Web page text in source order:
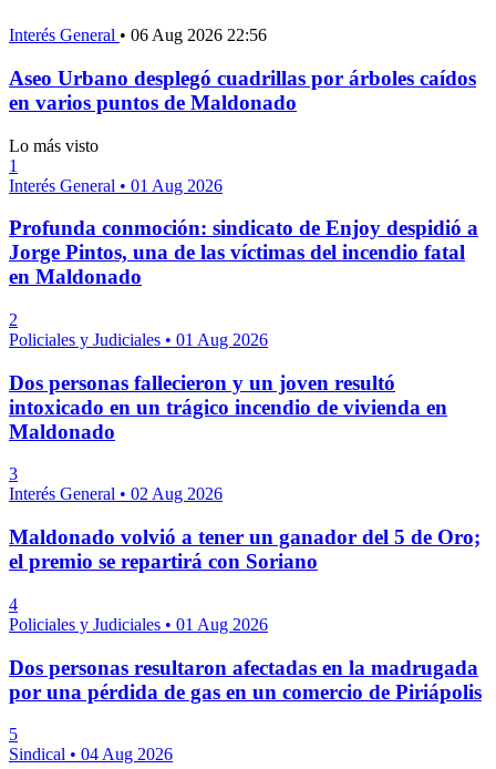
Interés General • 06 Aug 2026 22:56
Aseo Urbano desplegó cuadrillas por árboles caídos
en varios puntos de Maldonado
Lo más visto
1
Interés General • 01 Aug 2026
Profunda conmoción: sindicato de Enjoy despidió a
Jorge Pintos, una de las víctimas del incendio fatal
en Maldonado
2
Policiales y Judiciales • 01 Aug 2026
Dos personas fallecieron y un joven resultó
intoxicado en un trágico incendio de vivienda en
Maldonado
3
Interés General • 02 Aug 2026
Maldonado volvió a tener un ganador del 5 de Oro;
el premio se repartirá con Soriano
4
Policiales y Judiciales • 01 Aug 2026
Dos personas resultaron afectadas en la madrugada
por una pérdida de gas en un comercio de Piriápolis
5
Sindical • 04 Aug 2026